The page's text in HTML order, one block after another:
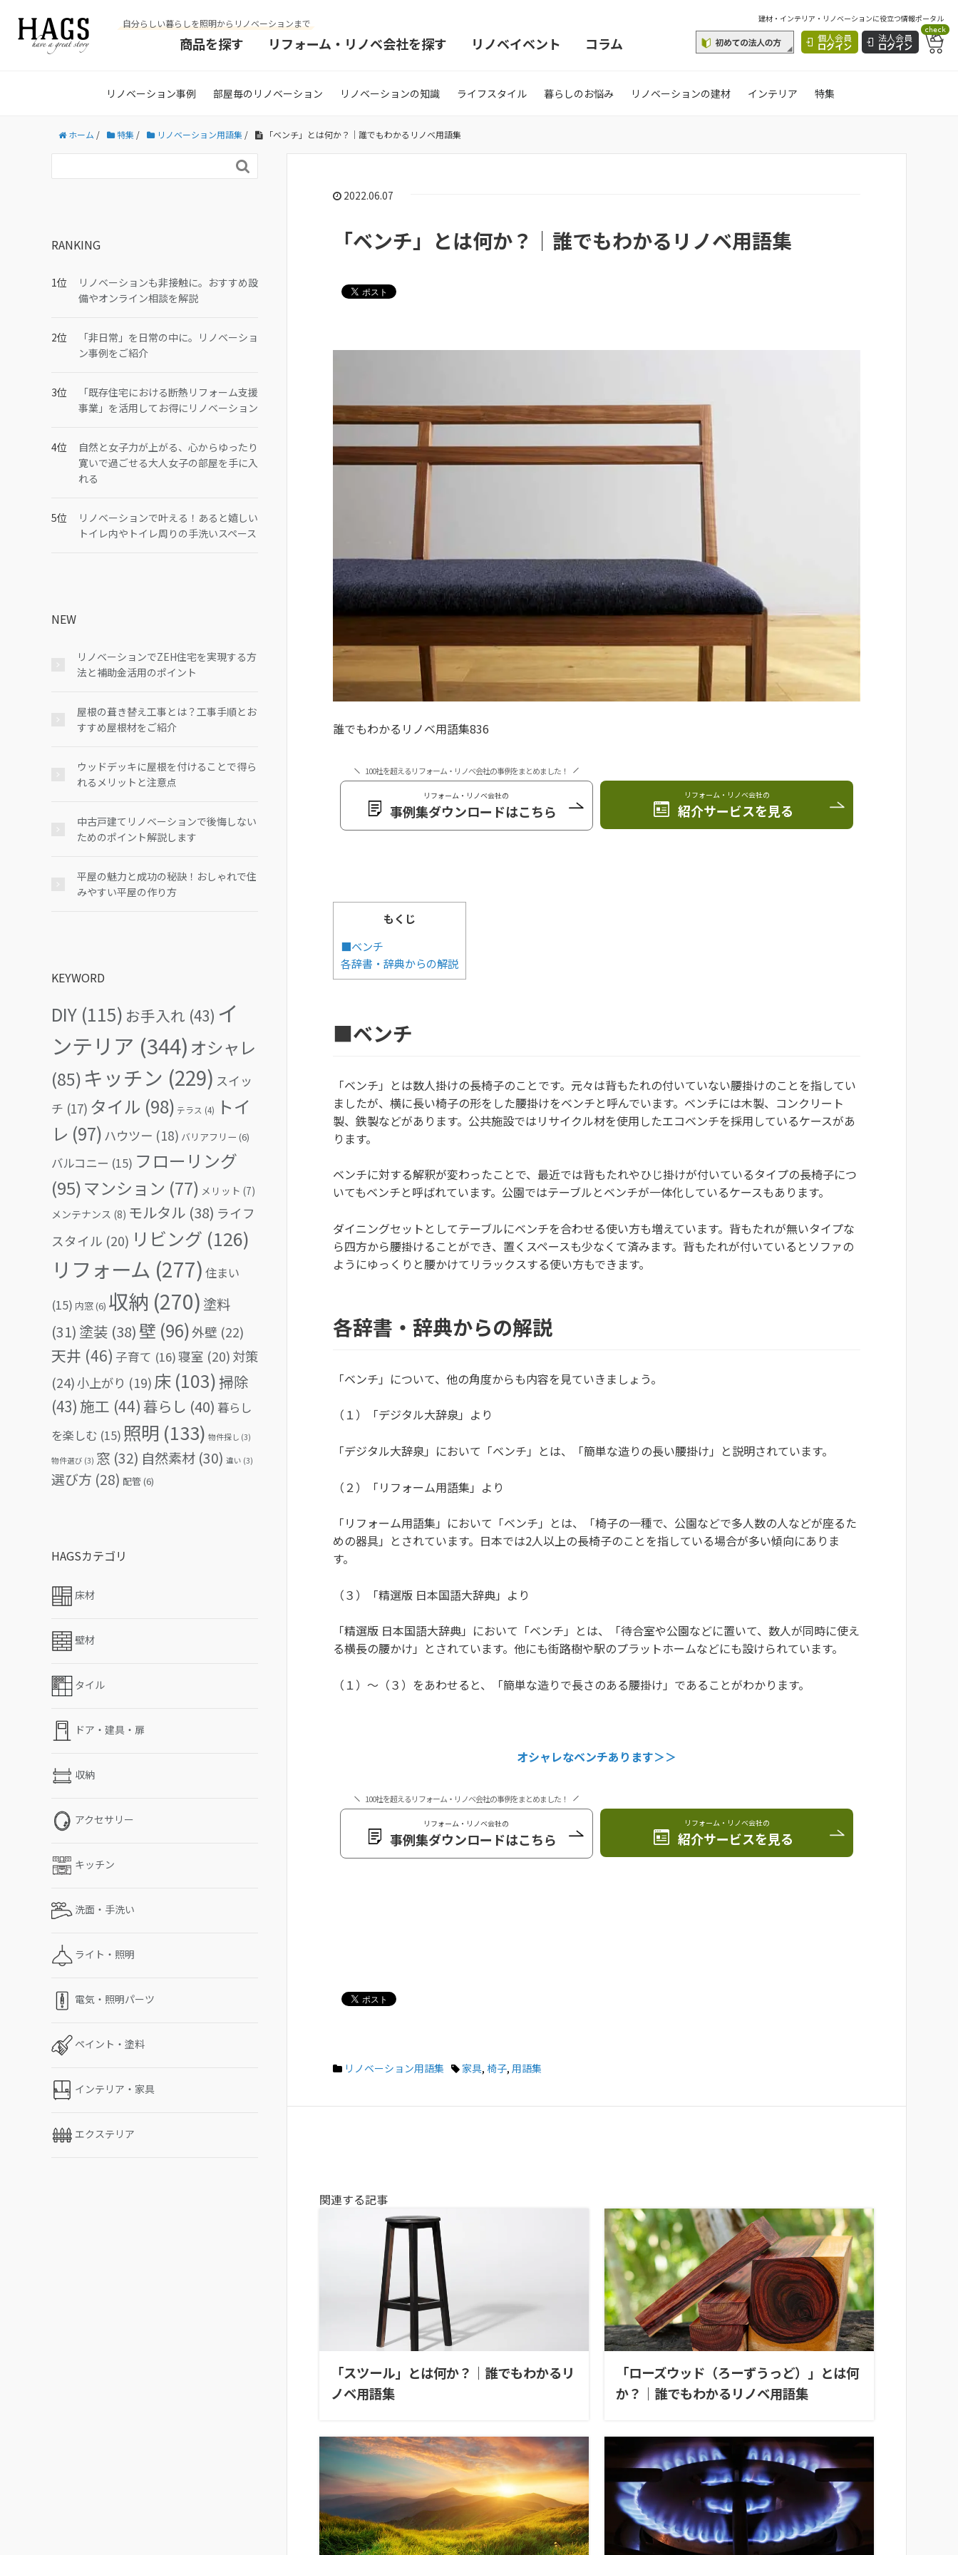
自分らしい暮らしを照明からリノベーションまで
商品を探す リフォーム・リノベ会社を探す リノベイベント コラム
建材・インテリア・リノベーションに役立つ情報ポータル
個人会員
ログイン
法人会員
ログイン
check
リノベーション事例 部屋毎のリノベーション リノベーションの知識 ライフスタイル 暮らしのお悩み リノベーションの建材 インテリア 特集
ホーム / 特集 / リノベーション用語集 / 「ベンチ」とは何か？｜誰でもわかるリノベ用語集
2022.06.07
「ベンチ」とは何か？｜誰でもわかるリノベ用語集
誰でもわかるリノベ用語集836
100社を超えるリフォーム・リノベ会社の事例をまとめました！
リフォーム・リノベ会社の
事例集ダウンロードはこちら
リフォーム・リノベ会社の
紹介サービスを見る
もくじ
■ベンチ
各辞書・辞典からの解説
■ベンチ
「ベンチ」とは数人掛けの長椅子のことです。元々は背もたれの付いていない腰掛けのことを指してい
ましたが、横に長い椅子の形をした腰掛けをベンチと呼んでいます。ベンチには木製、コンクリート
製、鉄製などがあります。公共施設ではリサイクル材を使用したエコベンチを採用しているケースがあ
ります。
ベンチに対する解釈が変わったことで、最近では背もたれやひじ掛けが付いているタイプの長椅子につ
いてもベンチと呼ばれています。公園ではテーブルとベンチが一体化しているケースもあります。
ダイニングセットとしてテーブルにベンチを合わせる使い方も増えています。背もたれが無いタイプな
ら四方から腰掛けることができ、置くスペースも少なくて済みます。背もたれが付いているとソファの
ようにゆっくりと腰かけてリラックスする使い方もできます。
各辞書・辞典からの解説
「ベンチ」について、他の角度からも内容を見ていきましょう。
（１）「デジタル大辞泉」より
「デジタル大辞泉」において「ベンチ」とは、「簡単な造りの長い腰掛け」と説明されています。
（２）「リフォーム用語集」より
「リフォーム用語集」において「ベンチ」とは、「椅子の一種で、公園などで多人数の人などが座るた
めの器具」とされています。日本では2人以上の長椅子のことを指している場合が多い傾向にありま
す。
（３）「精選版 日本国語大辞典」より
「精選版 日本国語大辞典」において「ベンチ」とは、「待合室や公園などに置いて、数人が同時に使え
る横長の腰かけ」とされています。他にも街路樹や駅のプラットホームなどにも設けられています。
（１）〜（３）をあわせると、「簡単な造りで長さのある腰掛け」であることがわかります。
オシャレなベンチあります＞＞
100社を超えるリフォーム・リノベ会社の事例をまとめました！
リフォーム・リノベ会社の
事例集ダウンロードはこちら
リフォーム・リノベ会社の
紹介サービスを見る
リノベーション用語集 家具, 椅子, 用語集
関連する記事
「スツール」とは何か？｜誰でもわかるリ
ノベ用語集
「ローズウッド（ろーずうっど）」とは何
か？｜誰でもわかるリノベ用語集

RANKING
リノベーションも非接触に。おすすめ設
備やオンライン相談を解説
「非日常」を日常の中に。リノベーショ
ン事例をご紹介
「既存住宅における断熱リフォーム支援
事業」を活用してお得にリノベーション
自然と女子力が上がる、心からゆったり
寛いで過ごせる大人女子の部屋を手に入
れる
リノベーションで叶える！あると嬉しい
トイレ内やトイレ周りの手洗いスペース
NEW
リノベーションでZEH住宅を実現する方
法と補助金活用のポイント
屋根の葺き替え工事とは？工事手順とお
すすめ屋根材をご紹介
ウッドデッキに屋根を付けることで得ら
れるメリットと注意点
中古戸建てリノベーションで後悔しない
ためのポイント解説します
平屋の魅力と成功の秘訣！おしゃれで住
みやすい平屋の作り方
KEYWORD
DIY (115) お手入れ (43) イ
ンテリア (344) オシャレ
(85) キッチン (229) スイッ
チ (17) タイル (98) テラス (4)
トイ
レ (97) ハウツー (18) バリアフリー (6)
バルコニー (15) フローリング
(95)マンション (77) メリット (7)
メンテナンス (8) モルタル (38) ライフ
スタイル (20) リビング (126)
リフォーム (277) 住まい
(15) 内窓(6) 収納 (270) 塗料
(31) 塗装 (38) 壁 (96)外壁 (22)
天井 (46) 子育て (16)寝室 (20) 対策
(24)小上がり (19) 床 (103)掃除
(43) 施工 (44) 暮らし (40) 暮らし
を楽しむ (15) 照明 (133) 物件探し (3)
物件選び (3) 窓 (32) 自然素材 (30) 違い (3)
選び方 (28) 配管(6)
HAGSカテゴリ
床材
壁材
タイル
ドア・建具・扉
収納
アクセサリー
キッチン
洗面・手洗い
ライト・照明
電気・照明パーツ
ペイント・塗料
インテリア・家具
エクステリア